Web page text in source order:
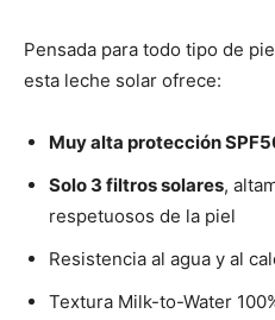
Pensada para todo tipo de
esta leche solar ofrece:
Muy alta protección
Solo 3 filtros solares,
respetuosos de la piel
Resistencia al agua y al
Textura Milk-to-Water